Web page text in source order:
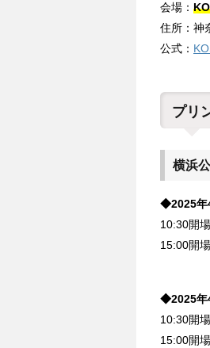
会場：
住所：神
公式：
プリ
横浜
◆2025年
10:30開
15:00開
◆2025年
10:30開
15:00開